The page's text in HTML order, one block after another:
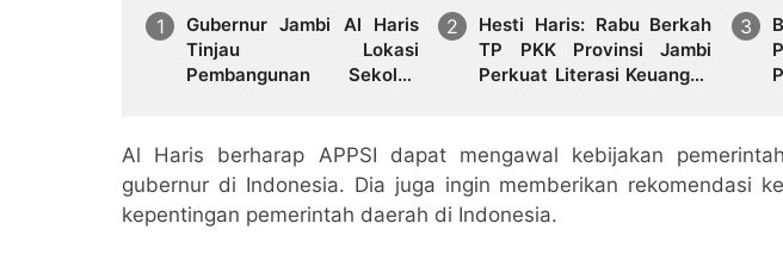
Gubernur Jambi Al Haris
Tinjau Lokasi
Pembangunan Sekolah
Green City
Hesti Haris: Rabu Berkah
TP PKK Provinsi Jambi
Perkuat Literasi Keuangan
Al Haris berharap APPSI dapat mengawal kebijakan
gubernur di Indonesia. Dia juga ingin memberikan rekomendasi
kepentingan pemerintah daerah di Indonesia.